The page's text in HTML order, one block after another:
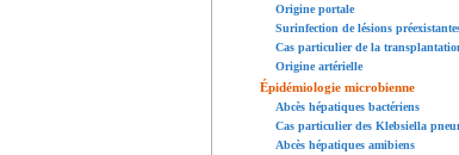
Origine portale
Surinfection de lésions
Cas particulier de la
Origine artérielle
Épidémiologie microbienne
Abcès hépatiques bactériens
Cas particulier des Klebsiella
Abcès hépatiques amibiens